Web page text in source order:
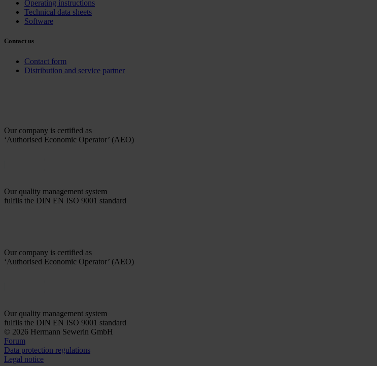
Operating instructions
Technical data sheets
Software
Contact us
Contact form
Distribution and service partner
Our company is certified as
‘Authorised Economic Operator’ (AEO)
Our quality management system
fulfils the DIN EN ISO 9001 standard
Our company is certified as
‘Authorised Economic Operator’ (AEO)
Our quality management system
fulfils the DIN EN ISO 9001 standard
© 2026 Hermann Sewerin GmbH
Forum
Data protection regulations
Legal notice